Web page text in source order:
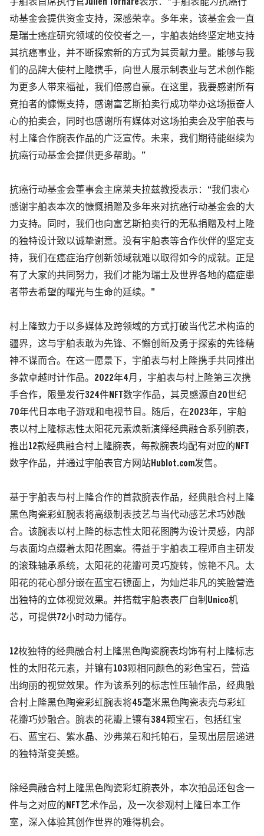
宇舶表首席执行官Julien Tornare表示：“宇舶表能为抗癌行
动基金会提供资金支持，深感荣幸。多年来，该基金会一直
是瑞士癌症研究领域的佼佼者之一，宇舶表始终坚定地支持
其抗癌事业，并不断探索新的方式为其贡献力量。能够与我
们的品牌大使村上隆携手，向世人展示制表业与艺术创作能
为更多人带来福祉，我们倍感自豪。在这里，我要感谢所有
竞拍者的慷慨支持，感谢富艺斯拍卖行成功举办这场振奋人
心的拍卖会，同时也感谢所有媒体对这场拍卖会及宇舶表与
村上隆合作腕表作品的广泛宣传。未来，我们期待能继续为
抗癌行动基金会提供更多帮助。”
抗癌行动基金会董事会主席莱夫拉兹教授表示：“我们衷心
感谢宇舶表本次的慷慨捐赠及多年来对抗癌行动基金会的大
力支持。同时，我们也向富艺斯拍卖行的无私捐赠及村上隆
的独特设计致以诚挚谢意。没有宇舶表等合作伙伴的坚定支
持，我们在癌症治疗创新领域就难以取得如今的成就。正是
有了大家的共同努力，我们才能为瑞士及世界各地的癌症患
者带去希望的曙光与生命的延续。”
村上隆致力于以多媒体及跨领域的方式打破当代艺术构造的
疆界，这与宇舶表敢为先锋、不懈创新及勇于探索的先锋精
神不谋而合。在这一愿景下，宇舶表与村上隆携手共同推出
多款卓越时计作品。2022年4月，宇舶表与村上隆第三次携
手合作，限量发行324件NFT数字作品，其灵感源自20世纪
70年代日本电子游戏和电视节目。随后，在2023年，宇舶
表以村上隆标志性太阳花元素焕新演绎经典融合系列腕表，
推出12款经典融合村上隆腕表，每款腕表均配有对应的NFT
数字作品，并通过宇舶表官方网站Hublot.com发售。
基于宇舶表与村上隆合作的首款腕表作品，经典融合村上隆
黑色陶瓷彩虹腕表将高级制表技艺与当代动感艺术巧妙融
合。该腕表以村上隆的标志性太阳花图腾为设计灵感，内部
与表面均点缀着太阳花图案。得益于宇舶表工程师自主研发
的滚珠轴承系统，太阳花的花瓣可灵巧旋转，惊艳不凡。太
阳花的花心部分嵌在蓝宝石镜面上，为灿烂非凡的笑脸营造
出独特的立体视觉效果。并搭载宇舶表表厂自制Unico机
芯，可提供72小时动力储存。
12枚独特的经典融合村上隆黑色陶瓷腕表均饰有村上隆标志
性的太阳花元素，并镶有103颗相同颜色的彩色宝石，营造
出绚丽的视觉效果。作为该系列的标志性压轴作品，经典融
合村上隆黑色陶瓷彩虹腕表将45毫米黑色陶瓷表壳与彩虹
花瓣巧妙融合。腕表的花瓣上镶有384颗宝石，包括红宝
石、蓝宝石、紫水晶、沙弗莱石和托帕石，呈现出层层递进
的独特渐变美感。
除经典融合村上隆黑色陶瓷彩虹腕表外，本次拍品还包含一
件与之对应的NFT艺术作品，及一次参观村上隆日本工作
室，深入体验其创作世界的难得机会。